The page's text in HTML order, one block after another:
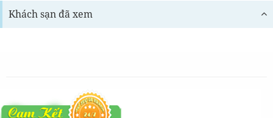
Khách sạn đã xem